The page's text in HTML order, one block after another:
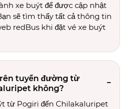
xe buýt để được cập nhật
sẽ tìm thấy tất cả thông tin
redBus khi đặt vé xe buýt
tuyến đường từ
không?
từ Pogiri đến Chilakaluripet